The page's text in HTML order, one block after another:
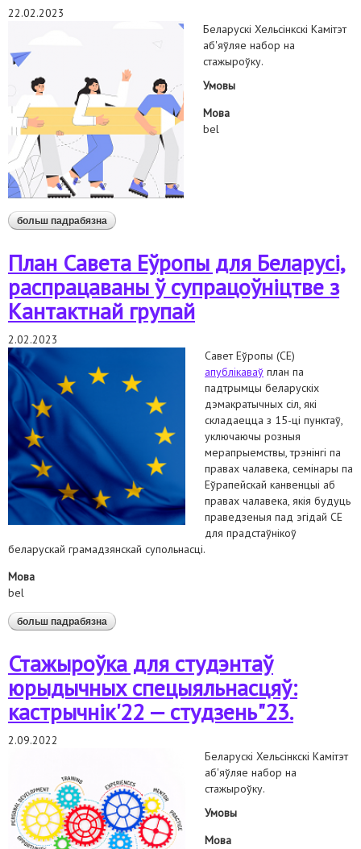
22.02.2023
Беларускі Хельсінкскі Камітэт
аб'яўляе набор на
стажыроўку.
Умовы
Мова
bel
больш падрабязна аб стажыроўка для студэнтаў юрыдычных
спецыяльнасцяў: сакавік'23 — чэрвень'23
План Савета Еўропы для Беларусі,
распрацаваны ў супрацоўніцтве з
Кантактнай групай
2.02.2023
Савет Еўропы (СЕ)
апублікаваў план па
падтрымцы беларускіх
дэмакратычных сіл, які
складаецца з 15-ці пунктаў,
уключаючы розныя
мерапрыемствы, трэнінгі па
правах чалавека, семінары па
Еўрапейскай канвенцыі аб
правах чалавека, якія будуць
праведзеныя пад эгідай СЕ
для прадстаўнікоў
беларускай грамадзянскай супольнасці.
Мова
bel
больш падрабязна аб план савета еўропы для беларусі, распрацаваны
ў супрацоўніцтве з кантактнай групай
Стажыроўка для студэнтаў
юрыдычных спецыяльнасцяў:
кастрычнік'22 — студзень"23.
2.09.2022
Беларускі Хельсінкскі Камітэт
аб'яўляе набор на
стажыроўку.
Умовы
Мова